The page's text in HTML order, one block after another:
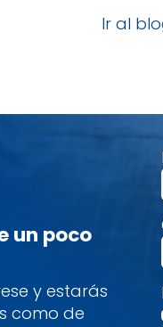
Ir al
un poco
y estarás
como de